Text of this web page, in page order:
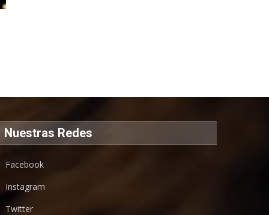
Nuestras Redes
Facebook
Instagram
Twitter